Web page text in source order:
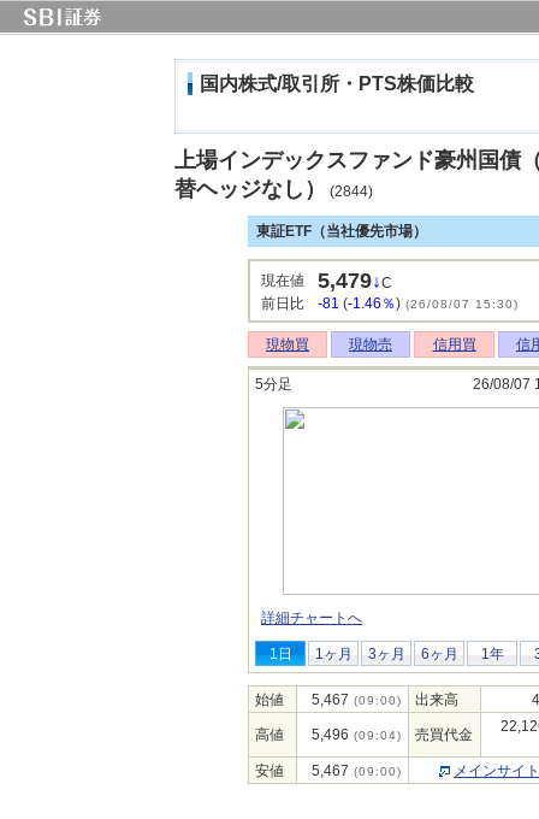
国内株式/取引所・PTS株価比較
上場インデックスファンド豪州国債
替ヘッジなし）
(2844)
東証ETF（当社優先市場）
現在値 5,479↓C
前日比
-81 (-1.46％) (26/08/07 15:30)
現物買 現物売 信用買 信
5分足 26/08/07
詳細チャートへ
1日 1ヶ月 3ヶ月 6ヶ月 1年
始値 5,467 (09:00) 出来高
高値 5,496 (09:04) 売買代金
安値 5,467 (09:00) メインサイ